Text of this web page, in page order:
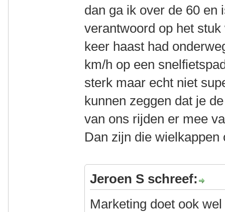
dan ga ik over de 60 en
verantwoord op het
keer haast had
km/h op een
sterk maar echt niet
kunnen zeggen dat je
van ons rijden er mee
Dan zijn die
Jeroen S schreef:
Marketing doet ook